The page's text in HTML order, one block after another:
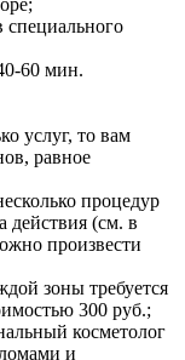
60 мин.
услуг, то вам
равное
процедур
действия (см. в
произвести
зоны требуется
300 руб.;
косметолог
и